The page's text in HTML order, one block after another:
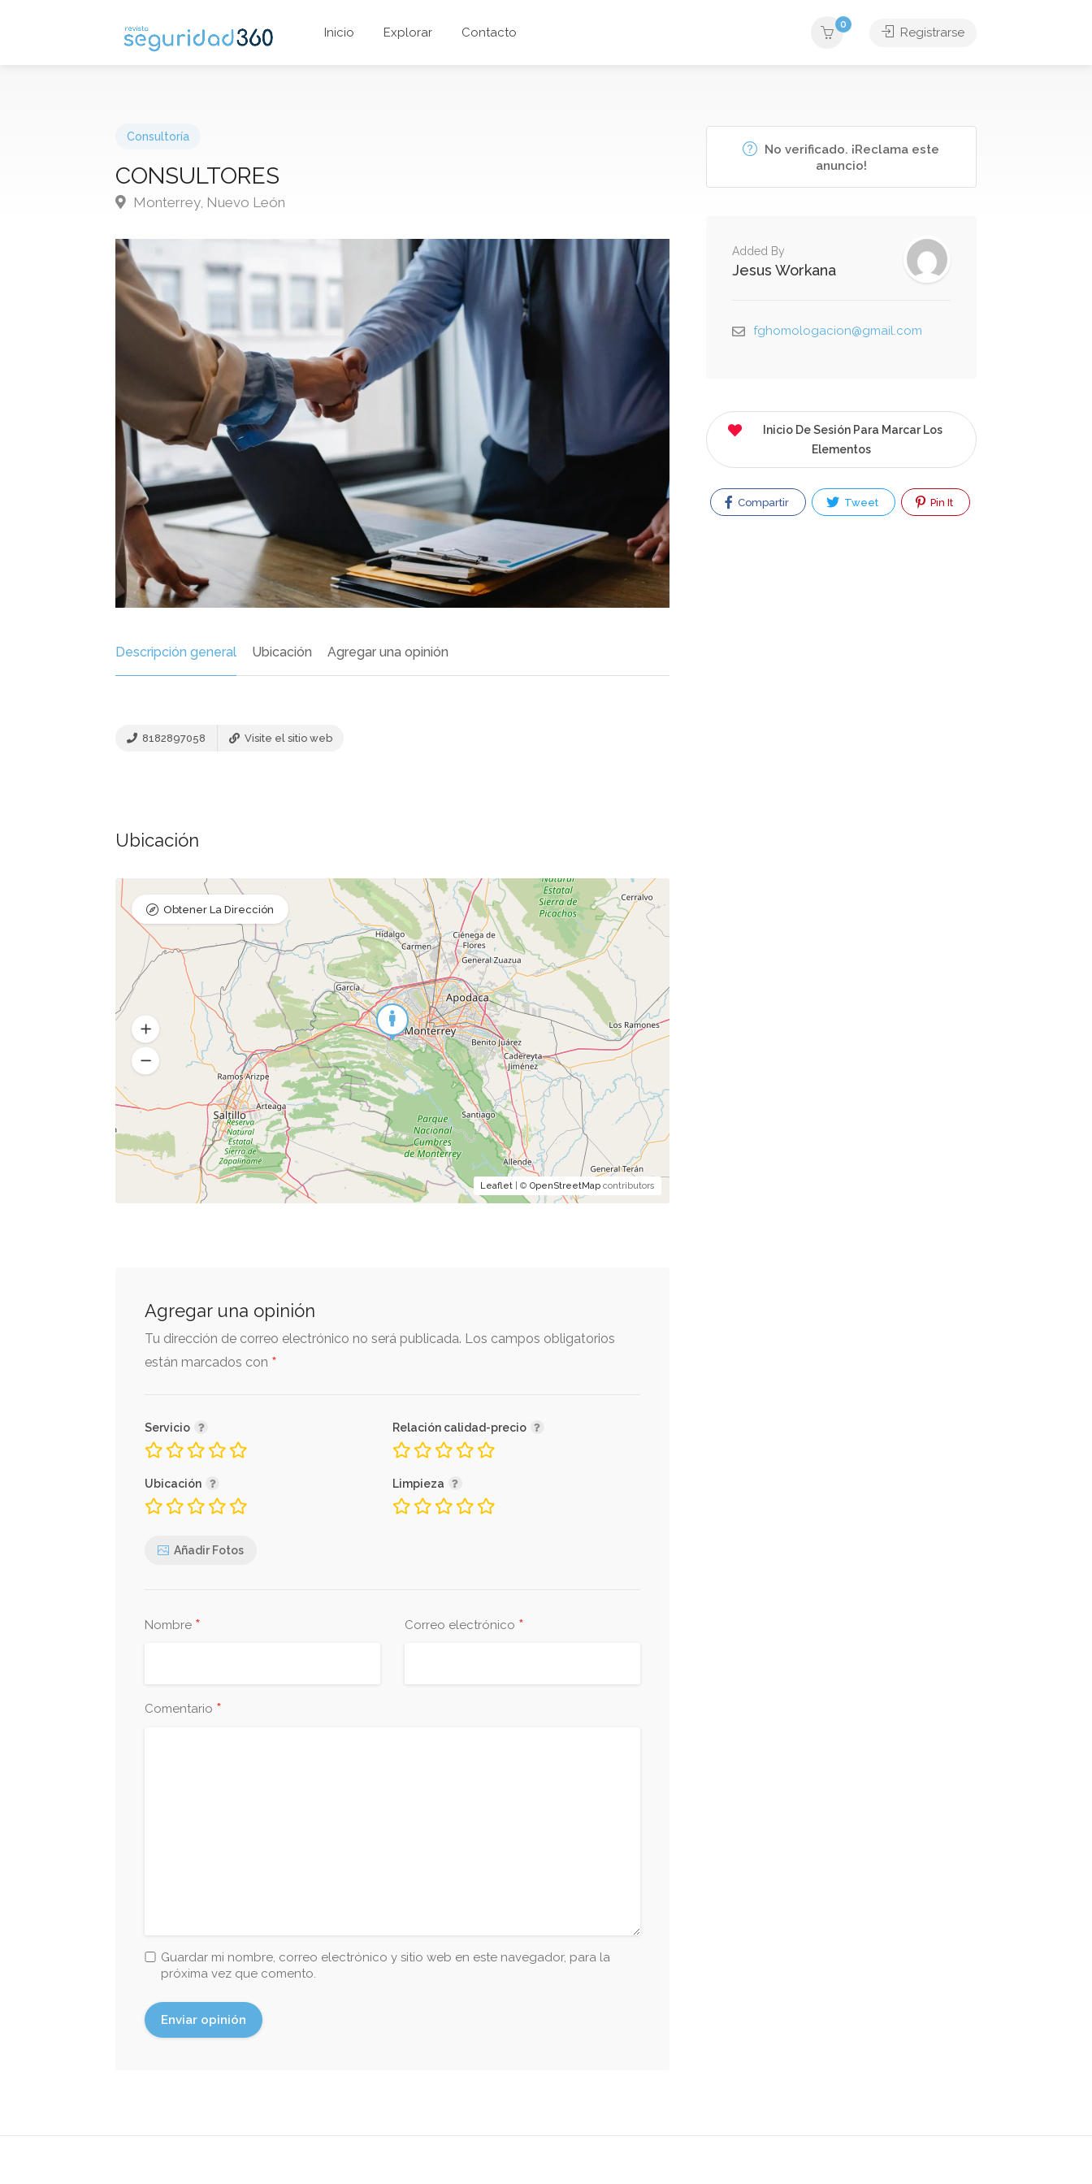
Inicio Explorar Contacto
0
Registrarse
Consultoría
CONSULTORES
Monterrey, Nuevo León
Descripción general Ubicación Agregar una opinión
8182897058 Visite el sitio web
Ubicación
Leaflet| © OpenStreetMapcontributors
Obtener La Dirección
Agregar una opinión
Tu dirección de correo electrónico no será publicada. Los campos obligatorios
están marcados con *
Servicio Relación calidad-precio
Ubicación Limpieza
Añadir Fotos
Nombre * Correo electrónico *
Comentario *
Guardar mi nombre, correo electrónico y sitio web en este navegador, para la
próxima vez que comento.
No verificado. ¡Reclama este
anuncio!
Added By
Jesus Workana
fghomologacion@gmail.com
Inicio De Sesión Para Marcar Los
Elementos
Compartir Tweet Pin It